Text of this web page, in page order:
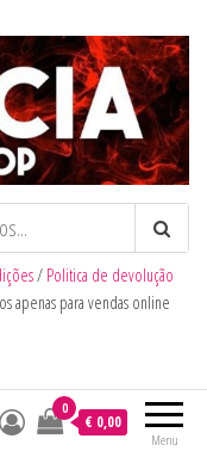
/ Politica de devolução
apenas para vendas online
Menu
0
€ 0,00